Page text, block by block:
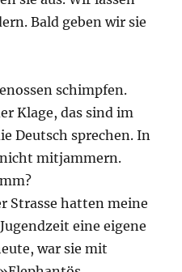
Bald geben wir sie
schimpfen.
Klage, das sind im
Deutsch sprechen. In
nicht mitjammern.
Strasse hatten meine
eine eigene
war sie mit